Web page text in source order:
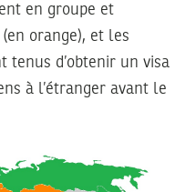
en groupe et
orange), et les
tenus d’obtenir un visa
à l’étranger avant le